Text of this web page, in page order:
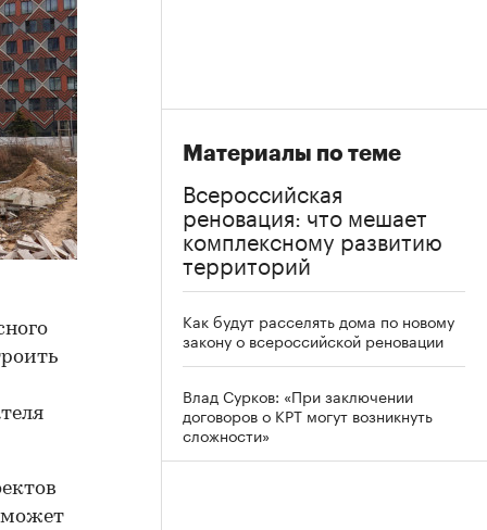
может
Материалы по теме
Всероссийская
реновация: что мешает
комплексному развитию
территорий
Как будут расселять дома по новому
закону о всероссийской реновации
Влад Сурков: «При заключении
договоров о КРТ могут возникнуть
сложности»